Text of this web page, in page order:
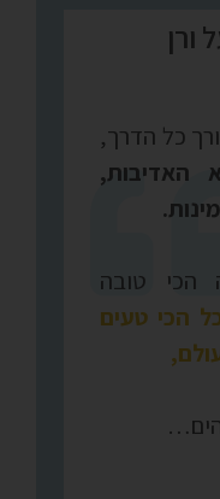
ורן
כל הדרך,
האדיבות,
הכי טובה
הכי טעים